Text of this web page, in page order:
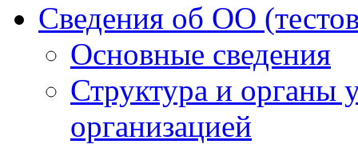
Сведения об ОО
Основные сведения
Структура и органы
организацией